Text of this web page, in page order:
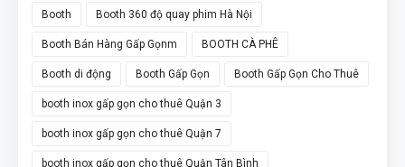
Booth Booth 360 độ quay phim Hà Nội
Booth Bán Hàng Gấp Gọnm BOOTH CÀ PHÊ
Booth di động Booth Gấp Gọn Booth Gấp Gọn Cho Thuê
booth inox gấp gọn cho thuê Quận 3
booth inox gấp gọn cho thuê Quận 7
booth inox gấp gọn cho thuê Quận Tân Bình